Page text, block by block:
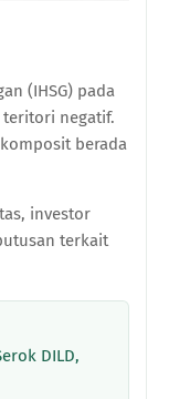
(IHSG) pada
teritori negatif.
berada
investor
terkait
DILD,